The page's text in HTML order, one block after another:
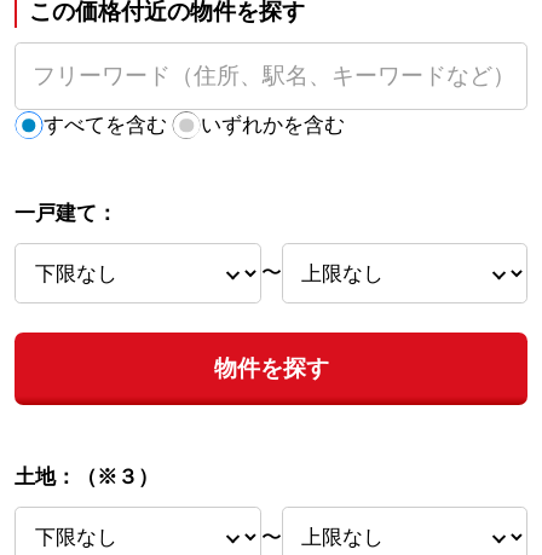
この価格付近の物件を探す
すべてを含む いずれかを含む
一戸建て：
〜
物件を探す
土地： （※３）
〜